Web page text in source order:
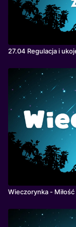
27.04 Regulacja i
Wieczorynka -